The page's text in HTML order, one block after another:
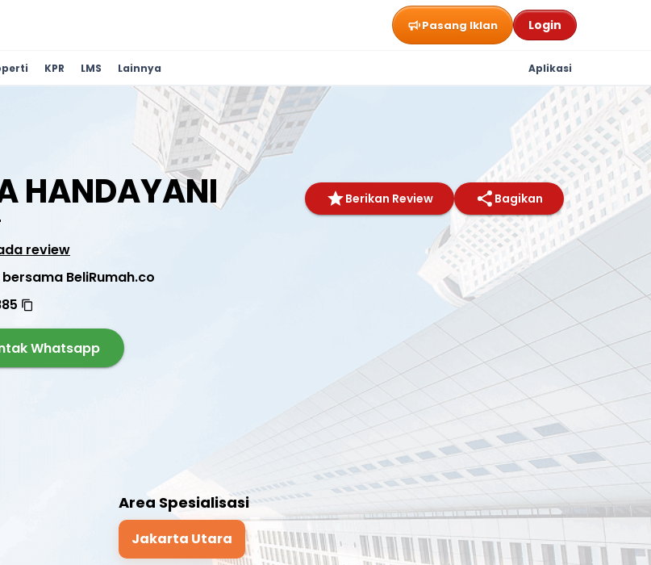
Pasang Iklan Login
KPR LMS Lainnya Aplikasi
HANDAYANI Berikan Review Bagikan
review
bersama BeliRumah.co
Whatsapp
Area Spesialisasi
Jakarta Utara